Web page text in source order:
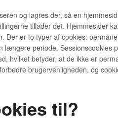
og lagres der, så en
tillader det. Hjemmesider
Der er to typer af cookies:
længere periode. Sessionscookies
hvilket betyder, at de ikke er
brugervenligheden, og
til?